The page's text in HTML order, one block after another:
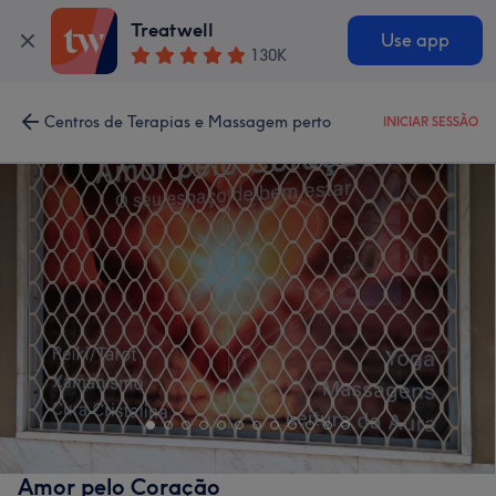
Treatwell
130K
Use app
Centros de Terapias e Massagem perto INICIAR SESSÃO
Amor pelo Coração